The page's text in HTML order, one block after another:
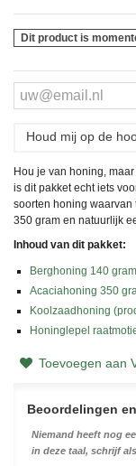
Dit product is
Houd mij op de
Hou je van honing,
is dit pakket echt iets
soorten honing waarvan
350 gram en natuurlijk
Inhoud van dit pakket:
Berghoning 140
Acaciahoning 350
Koolzaadhoning
Honinglepel
Toevoegen aan
Beoordelingen
Niemand heeft nog
in deze taal, schrijf